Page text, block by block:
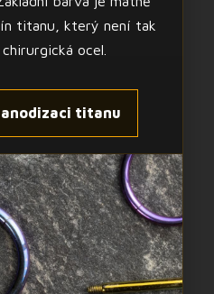
titanu, který není tak
ocel.
titanu